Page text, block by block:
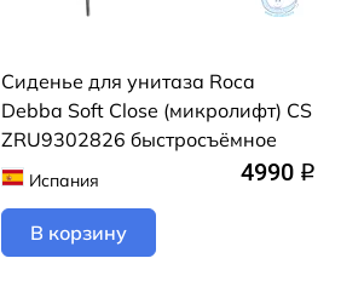
Сиденье для унитаза Roca
Debba Soft Close (микролифт) CS
ZRU9302826 быстросъёмное
Испания 4990 q
В корзину